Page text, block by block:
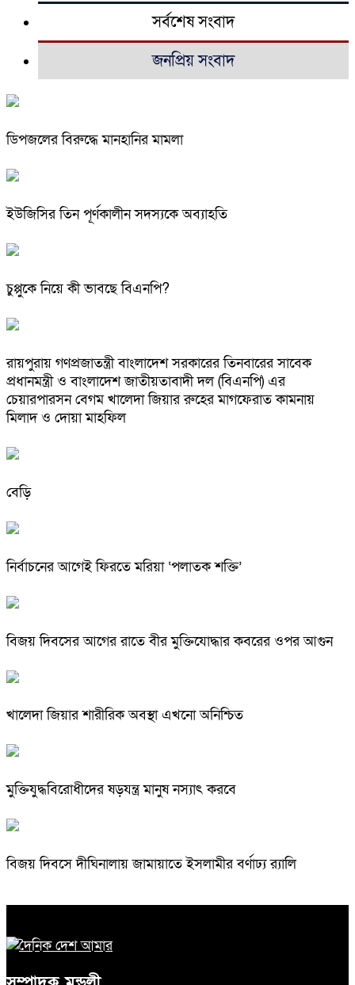
সর্বশেষ সংবাদ
জনপ্রিয় সংবাদ
ডিপজলের বিরুদ্ধে মানহানির মামলা
ইউজিসির তিন পূর্ণকালীন সদস্যকে অব্যাহতি
চুপ্পুকে নিয়ে কী ভাবছে বিএনপি?
রায়পুরায় গণপ্রজাতন্ত্রী বাংলাদেশ সরকারের তিনবারের সাবেক
প্রধানমন্ত্রী ও বাংলাদেশ জাতীয়তাবাদী দল (বিএনপি) এর
চেয়ারপারসন বেগম খালেদা জিয়ার রুহের মাগফেরাত কামনায়
মিলাদ ও দোয়া মাহফিল
বেড়ি
নির্বাচনের আগেই ফিরতে মরিয়া ‘পলাতক শক্তি’
বিজয় দিবসের আগের রাতে বীর মুক্তিযোদ্ধার কবরের ওপর আগুন
খালেদা জিয়ার শারীরিক অবস্থা এখনো অনিশ্চিত
মুক্তিযুদ্ধবিরোধীদের ষড়যন্ত্র মানুষ নস্যাৎ করবে
বিজয় দিবসে দীঘিনালায় জামায়াতে ইসলামীর বর্ণাঢ্য র‍্যালি